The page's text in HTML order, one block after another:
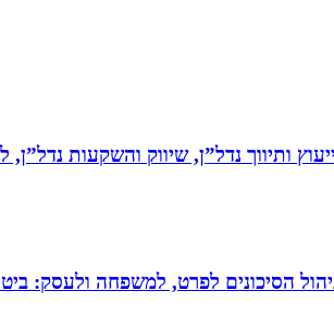
ותיווך נדל”ן, שיווק והשקעות
הסיכונים לפרט, למשפחה ולעסק: